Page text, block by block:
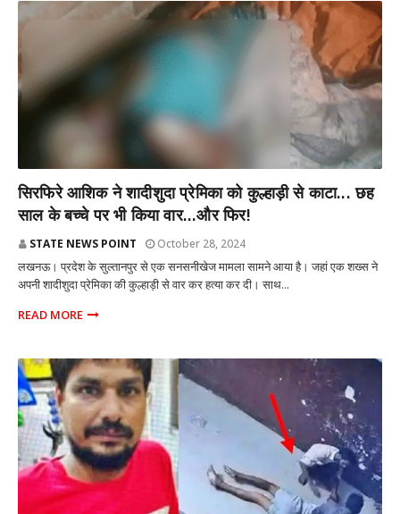
सिरफिरे आशिक ने शादीशुदा प्रेमिका को कुल्हाड़ी से काटा... छह
साल के बच्चे पर भी किया वार...और फिर!
STATE NEWS POINT October 28, 2024
लखनऊ। प्रदेश के सुल्तानपुर से एक सनसनीखेज मामला सामने आया है। जहां एक शख्स ने
अपनी शादीशुदा प्रेमिका की कुल्हाड़ी से वार कर हत्या कर दी। साथ...
READ MORE